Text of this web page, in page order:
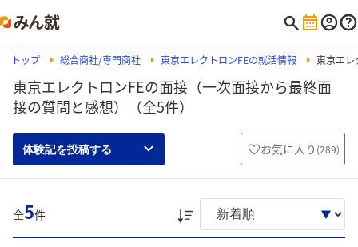
トップ 総合商社/専門商社 東京エレクトロンFEの就活情報 東京エレ
東京エレクトロンFEの面接（一次面接から最終面
接の質問と感想）（全5件）
体験記を投稿する お気に入り (289)
全5件